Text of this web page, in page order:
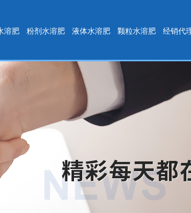
溶肥 粉剂水溶肥 液体水溶肥 颗粒水溶肥 经销代